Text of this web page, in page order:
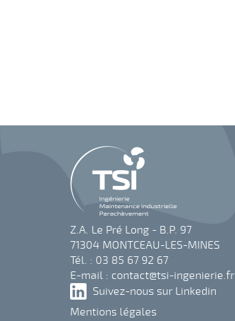
Z.A. Le Pré Long - B.P. 97
71304 MONTCEAU-LES-MINES
Tél. : 03 85 67 92 67
E-mail : contact@tsi-ingenierie.fr
Suivez-nous sur Linkedin
Mentions légales